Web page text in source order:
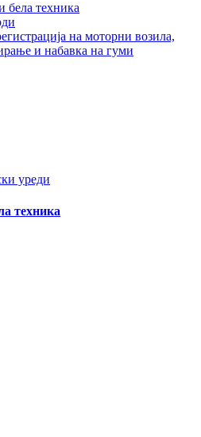
бела техника
на моторни возила,
и набавка на гуми
уреди
техника